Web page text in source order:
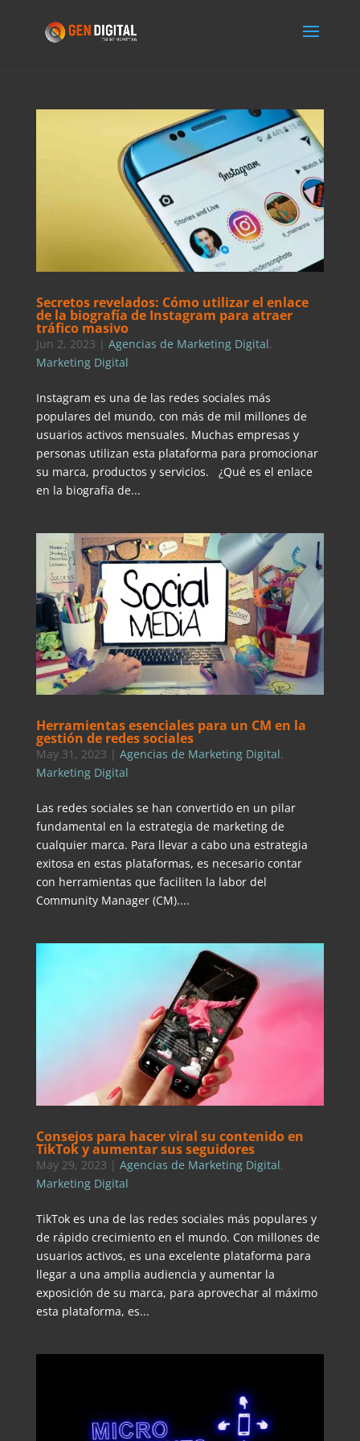
Secretos revelados: Cómo utilizar el enlace
de la biografía de Instagram para atraer
tráfico masivo
Jun 2, 2023 | Agencias de Marketing Digital,
Marketing Digital
Instagram es una de las redes sociales más
populares del mundo, con más de mil millones de
usuarios activos mensuales. Muchas empresas y
personas utilizan esta plataforma para promocionar
su marca, productos y servicios. ¿Qué es el enlace
en la biografía de...
Herramientas esenciales para un CM en la
gestión de redes sociales
May 31, 2023 | Agencias de Marketing Digital,
Marketing Digital
Las redes sociales se han convertido en un pilar
fundamental en la estrategia de marketing de
cualquier marca. Para llevar a cabo una estrategia
exitosa en estas plataformas, es necesario contar
con herramientas que faciliten la labor del
Community Manager (CM)....
Consejos para hacer viral su contenido en
TikTok y aumentar sus seguidores
May 29, 2023 | Agencias de Marketing Digital,
Marketing Digital
TikTok es una de las redes sociales más populares y
de rápido crecimiento en el mundo. Con millones de
usuarios activos, es una excelente plataforma para
llegar a una amplia audiencia y aumentar la
exposición de su marca, para aprovechar al máximo
esta plataforma, es...